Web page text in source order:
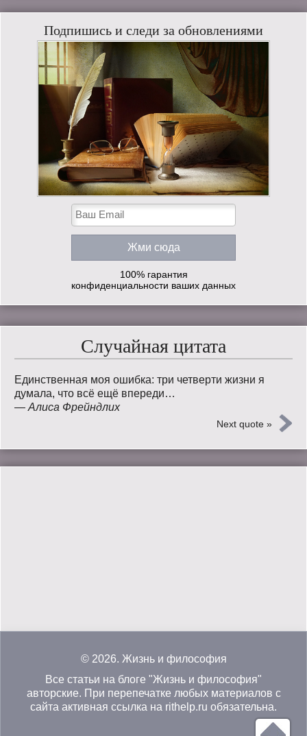
Подпишись и следи за обновлениями
100% гарантия
конфиденциальности ваших данных
Случайная цитата
Единственная моя ошибка: три четверти жизни я
думала, что всё ещё впереди…
— Алиса Фрейндлих
Next quote »
© 2026. Жизнь и философия
Все статьи на блоге "Жизнь и философия"
авторские. При перепечатке любых материалов с
сайта активная ссылка на rithelp.ru обязательна.